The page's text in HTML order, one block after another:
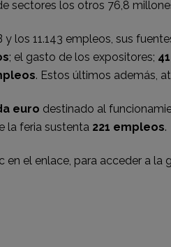
sectores los otros 76,8
los 11.143 empleos, sus
; el gasto de los expositores;
. Estos últimos además,
euro destinado al
la feria sustenta 221 empleos.
en el enlace, para acceder a la